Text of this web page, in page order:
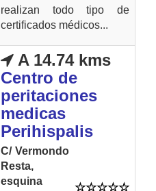
realizan todo tipo de
certificados médicos...
A 14.74 kms
Centro de
peritaciones
medicas
Perihispalis
C/ Vermondo
Resta,
esquina